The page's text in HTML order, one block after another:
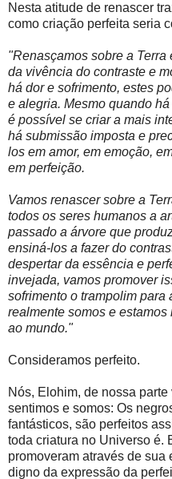
Nesta atitude de renascer
como criação perfeita seria
"Renasçamos sobre a
da vivência do contraste e
há dor e sofrimento, estes
e alegria. Mesmo quando
é possível se criar a mais
há submissão imposta e
los em amor, em emoção,
em perfeição.
Vamos renascer sobre a
todos os seres humanos a
passado a árvore que
ensiná-los a fazer do
despertar da essência e
invejada, vamos promover
sofrimento o trampolim para
realmente somos e
ao mundo."
Consideramos perfeito.
Nós, Elohim, de nossa
sentimos e somos: Os
fantásticos, são perfeitos
toda criatura no Universo é.
promoveram através de
digno da expressão da